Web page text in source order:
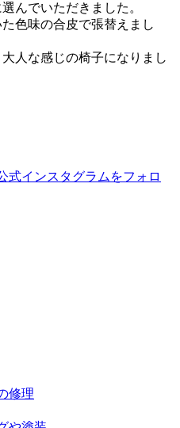
んでいただきました。
色味の合皮で張替えまし
人な感じの椅子になりまし
修理